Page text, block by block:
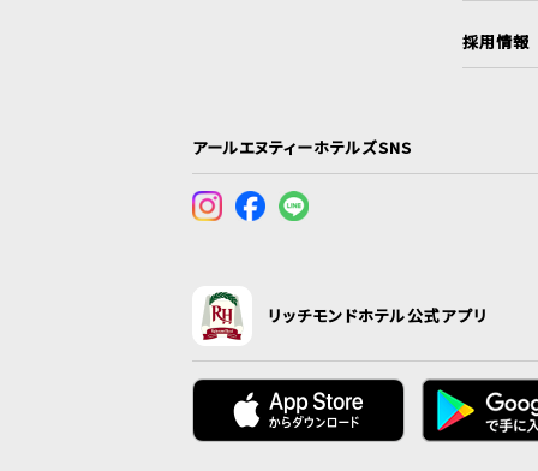
採用情報
アールエヌティーホテルズSNS
リッチモンドホテル公式アプリ